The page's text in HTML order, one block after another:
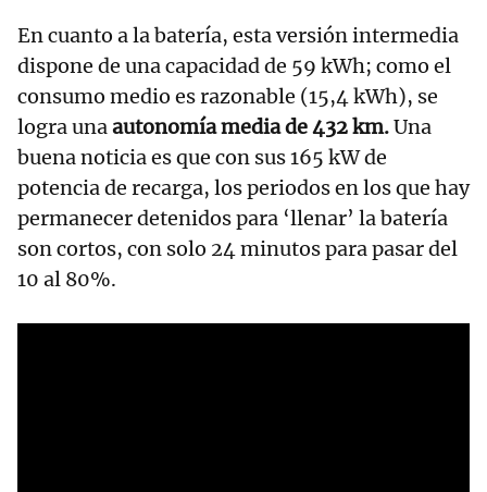
En cuanto a la batería, esta versión intermedia
dispone de una capacidad de 59 kWh; como el
consumo medio es razonable (15,4 kWh), se
logra unaautonomía media de 432 km.Una
buena noticia es que con sus 165 kW de
potencia de recarga, los periodos en los que hay
permanecer detenidos para ‘llenar’ la batería
son cortos, con solo 24 minutos para pasar del
10 al 80%.